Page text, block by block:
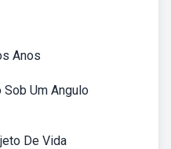
Anos
Sob Um Angulo
De Vida